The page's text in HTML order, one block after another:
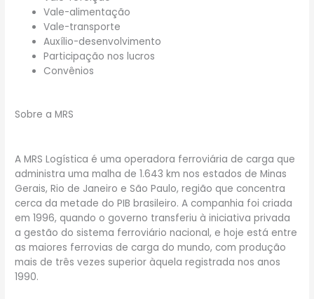
Vale-alimentação
Vale-transporte
Auxílio-desenvolvimento
Participação nos lucros
Convênios
Sobre a MRS
A MRS Logística é uma operadora ferroviária de carga que
administra uma malha de 1.643 km nos estados de Minas
Gerais, Rio de Janeiro e São Paulo, região que concentra
cerca da metade do PIB brasileiro. A companhia foi criada
em 1996, quando o governo transferiu à iniciativa privada
a gestão do sistema ferroviário nacional, e hoje está entre
as maiores ferrovias de carga do mundo, com produção
mais de três vezes superior àquela registrada nos anos
1990.